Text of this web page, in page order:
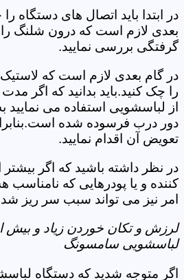
در ابتدا باید اتصال های دستگاه
بعدی لازم است که درون شلنگ
گرفتگی بررسی نمایید.
در گام بعدی لازم است که
را چک کنید.باید بدانید که اگر
از لباسشویی استفاده می نمایید
دور درب فرسوده شده
تعویض آن اقدام نمایید.
در نظر داشته باشید که اگر بیشتر
کننده و یا پودرهایی که نامناسب
امر نیز می تواند سبب سر ریز
لرزش و تکان خوردن زیاد و بیش
لباسشویی سامسونگ
اگر متوجه شدید که دستگاه